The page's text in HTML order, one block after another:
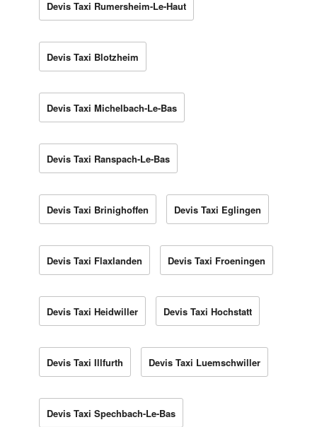
Devis Taxi Rumersheim-Le-Haut
Devis Taxi Blotzheim
Devis Taxi Michelbach-Le-Bas
Devis Taxi Ranspach-Le-Bas
Devis Taxi Brinighoffen Devis Taxi Eglingen
Devis Taxi Flaxlanden Devis Taxi Froeningen
Devis Taxi Heidwiller Devis Taxi Hochstatt
Devis Taxi Illfurth Devis Taxi Luemschwiller
Devis Taxi Spechbach-Le-Bas